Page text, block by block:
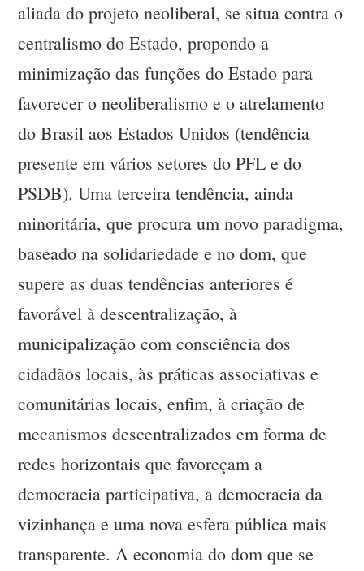
aliada do projeto neoliberal, se situa contra o
centralismo do Estado, propondo a
minimização das funções do Estado para
favorecer o neoliberalismo e o atrelamento
do Brasil aos Estados Unidos (tendência
presente em vários setores do PFL e do
PSDB). Uma terceira tendência, ainda
minoritária, que procura um novo paradigma,
baseado na solidariedade e no dom, que
supere as duas tendências anteriores é
favorável à descentralização, à
municipalização com consciência dos
cidadãos locais, às práticas associativas e
comunitárias locais, enfim, à criação de
mecanismos descentralizados em forma de
redes horizontais que favoreçam a
democracia participativa, a democracia da
vizinhança e uma nova esfera pública mais
transparente. A economia do dom que se